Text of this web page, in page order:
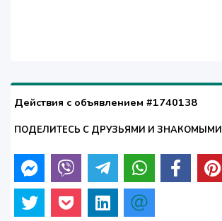
Действия с объявлением #1740138
ПОДЕЛИТЕСЬ С ДРУЗЬЯМИ И ЗНАКОМЫМИ